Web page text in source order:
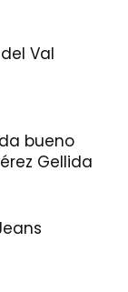
Val
bueno
Gellida